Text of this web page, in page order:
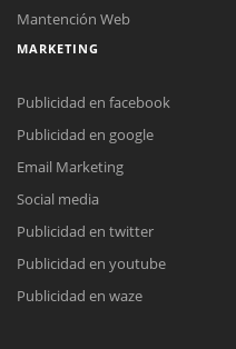
Nuestros ejecutivos le
Meet para
Complete el formulario y
para enviarnos un correo
Mantención Web
MARKETING
Publicidad en facebook
Publicidad en google
Email Marketing
Social media
Publicidad en twitter
Publicidad en youtube
Publicidad en waze